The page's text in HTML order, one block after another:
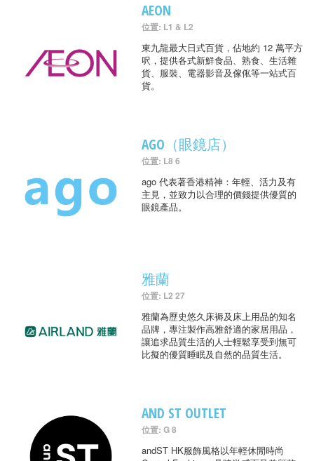
AEON
位置: L1 & L2
東九龍最大日式百貨，佔地約 12 萬平方
呎，提供各式新鮮食品、熟食、生活雜
貨、服裝、電器影音及傢俬等一站式百
貨。
AGO（眼鏡店）
位置: L8 6
ago 代表著香港精神：年輕、活力及有
主見，並致力以合理的價錢提供優質的
眼鏡產品。
雅蘭
位置: L2 27
雅蘭為歷史悠久床褥及床上用品的知名
品牌，專注製作高雅舒適的家居用品，
讓追求品質生活的人士輕鬆享受到無可
比擬的優質睡眠及自然的品質生活。
AND ST OUTLET
位置: G 8
andST HK服飾風格以年輕休閒時尚